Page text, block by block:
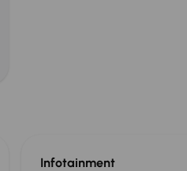
Infotainment